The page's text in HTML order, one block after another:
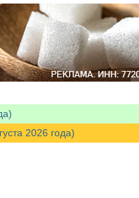
2026 года)